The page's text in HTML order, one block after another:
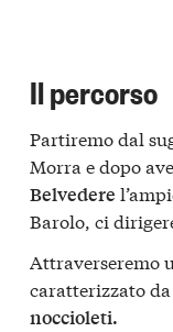
Il percorso
Partiremo dal
Morra e dopo
Belvedere
Barolo, ci
Attraverseremo
caratterizzato
noccioleti.